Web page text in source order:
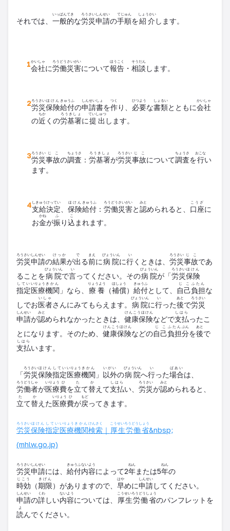
それでは、 一般的
いっぱんてき
な労災
ろうさい
申請
しんせい
の手順
てじゅん
を紹介
しょうかい
します。
会社
かいしゃ
に労働災害
ろうどうさいがい
について報告
ほうこく
・ 相談
そうだん
します。
労災
ろうさい
保険
ほけん
給付
きゅうふ
の申請書
しんせいしょ
を作
つく
り、 必要
ひつよう
な書類
しょるい
とともに会社
かいしゃ
の近
ちか
くの労基署
ろうきしょ
に提出
ていしゅつ
します。
労災
ろうさい
事故
じこ
の調査
ちょうさ
： 労基署
ろうきしょ
が労災
ろうさい
事故
じこ
について調査
ちょうさ
を行
おこな
い
ます。
支給
しきゅう
決定
けってい
保険
ほけん
給付
きゅうふ
： 労働災害
ろうどうさいがい
と認
みと
められると、 口座
こうざ
に
お金
かね
が振
ふ
り込
こ
まれます。
労災
ろうさい
申請
しんせい
の結果
けっか
が出
で
る前
まえ
に病院
びょういん
に行
い
くときは、 労災
ろうさい
事故
じこ
であ
ることを病院
びょういん
で言
い
ってください。その病院
びょういん
が「労災
ろうさい
保険
ほけん
指定
してい
医療
いりょう
機関
きかん
」なら、 療養
りょうよう
（補償
ほしょう
） 給付
きゅうふ
として、 自己
じこ
負担
ふたん
な
しでお医者
いしゃ
さんにみてもらえます。 病院
びょういん
に行
い
った後
あと
で労災
ろうさい
申請
しんせい
が認
みと
められなかったときは、 健康保険
けんこうほけん
などで支払
しはら
ったこ
とになります。そのため、 健康保険
けんこうほけん
などの自己
じこ
負担
ふたん
分
ぶん
を後
あと
で
支払
しはら
います。
「労災
ろうさい
保険
ほけん
指定
してい
医療
いりょう
機関
きかん
」 以外
いがい
の病院
びょういん
へ行
い
った場合
ばあい
は、
労働者
ろうどうしゃ
が医療
いりょう
費
ひ
を立
た
て替
か
えて支払
しはら
い、 労災
ろうさい
が認
みと
められると、
立
た
て替
か
えた医療
いりょう
費
ひ
が戻
もど
ってきます。
労災
ろうさい
保険
ほけん
指定
してい
医療
いりょう
機関
きかん
検索
けんさく
｜ 厚生労働省
こうせいろうどうしょう
&nbsp;
(mhlw.go.jp)
労災
ろうさい
申請
しんせい
には、 給付
きゅうふ
内容
ないよう
によって2年
ねん
または5年
ねん
の
時効
じこう
（期限
きげん
）がありますので、 早
はや
めに申請
しんせい
してください。
申請
しんせい
の詳
くわ
しい内容
ないよう
については、 厚生労働省
こうせいろうどうしょう
のパンフレットを
読
よ
んでください。